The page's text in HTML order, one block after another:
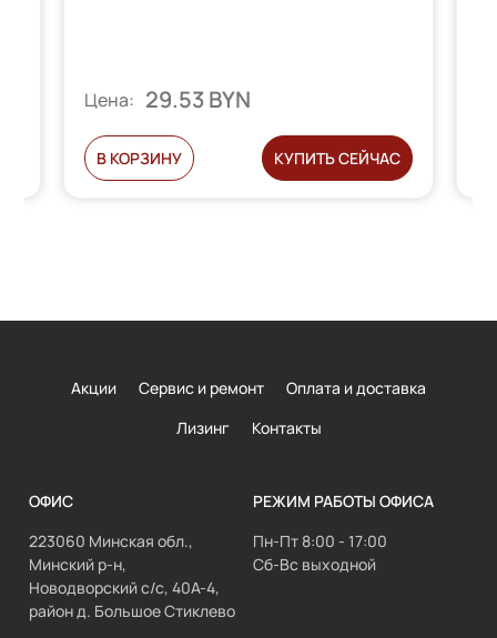
Цена: 29.53 BYN
В КОРЗИНУ КУПИТЬ СЕЙЧАС
Акции Сервис и ремонт
Оплата и доставка
Лизинг
Контакты
ОФИС
223060 Минская обл.,
Минский р-н,
Новодворский с/с, 40А-4,
район д. Большое Стиклево
РЕЖИМ РАБОТЫ ОФИСА
Пн-Пт 8:00 - 17:00
Сб-Вс выходной